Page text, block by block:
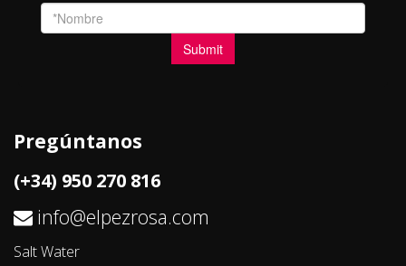
Pregúntanos
(+34) 950 270 816
info@elpezrosa.com
Salt Water